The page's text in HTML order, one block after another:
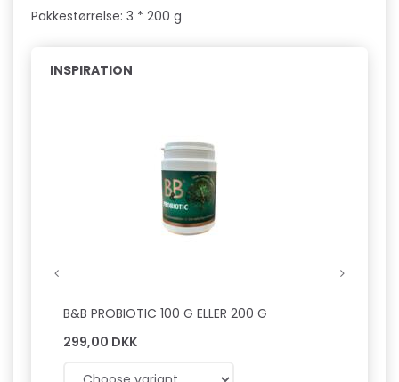
Pakkestørrelse: 3 * 200 g
INSPIRATION
B&B PROBIOTIC 100 G ELLER 200 G
299,00 DKK